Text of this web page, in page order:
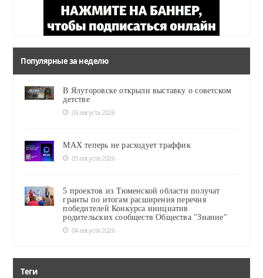
Популярные за неделю
В Ялуторовске открыли выставку о советском
детстве
03 августа 2026
MAX теперь не расходует траффик
03 августа 2026
5 проектов из Тюменской области получат
гранты по итогам расширения перечня
победителей Конкурса инициатив
родительских сообществ Общества "Знание"
04 августа 2026
Теги